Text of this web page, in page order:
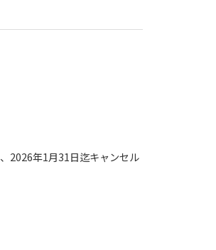
2026年1月31日迄キャンセル